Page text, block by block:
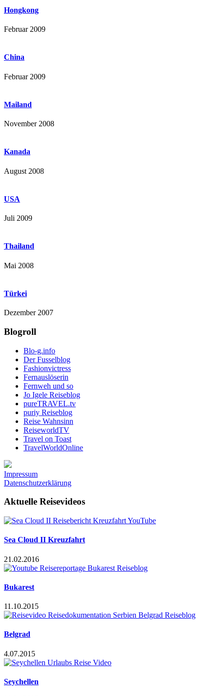
Hongkong
Februar 2009
China
Februar 2009
Mailand
November 2008
Kanada
August 2008
USA
Juli 2009
Thailand
Mai 2008
Türkei
Dezember 2007
Blogroll
Blo-g.info
Der Fusselblog
Fashionvictress
Fernauslöserin
Fernweh und so
Jo Igele Reiseblog
pureTRAVEL.tv
puriy Reiseblog
Reise Wahnsinn
ReiseworldTV
Travel on Toast
TravelWorldOnline
Impressum
Datenschutzerklärung
Aktuelle Reisevideos
Sea Cloud II Kreuzfahrt
21.02.2016
Bukarest
11.10.2015
Belgrad
4.07.2015
Seychellen